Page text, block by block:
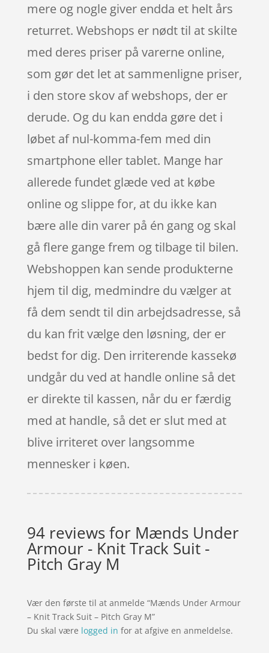
mere og nogle giver endda et helt års
returret. Webshops er nødt til at skilte
med deres priser på varerne online,
som gør det let at sammenligne priser,
i den store skov af webshops, der er
derude. Og du kan endda gøre det i
løbet af nul-komma-fem med din
smartphone eller tablet. Mange har
allerede fundet glæde ved at købe
online og slippe for, at du ikke kan
bære alle din varer på én gang og skal
gå flere gange frem og tilbage til bilen.
Webshoppen kan sende produkterne
hjem til dig, medmindre du vælger at
få dem sendt til din arbejdsadresse, så
du kan frit vælge den løsning, der er
bedst for dig. Den irriterende kassekø
undgår du ved at handle online så det
er direkte til kassen, når du er færdig
med at handle, så det er slut med at
blive irriteret over langsomme
mennesker i køen.
94 reviews for Mænds Under
Armour - Knit Track Suit -
Pitch Gray M
Vær den første til at anmelde “Mænds Under Armour
– Knit Track Suit – Pitch Gray M”
Du skal være logged in for at afgive en anmeldelse.